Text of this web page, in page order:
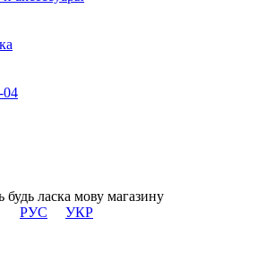
04
будь ласка мову магазину
РУС
УКР